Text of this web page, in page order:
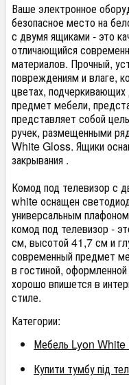
Ваше электронное
безопасное место на
с двумя ящиками - это
отличающийся
материалов. Прочный,
повреждениям и влаге,
цветах,
предмет мебели,
представляет собой
ручек, размещенными
White Gloss. Ящики
закрывания .
Комод под телевизор с
white оснащен
универсальным
комод под телевизор -
см, высотой 41,7 см и
современный предмет
в гостиной,
хорошо впишется в
стиле.
Категории:
Мебель Lyon White
Купити тумбу під